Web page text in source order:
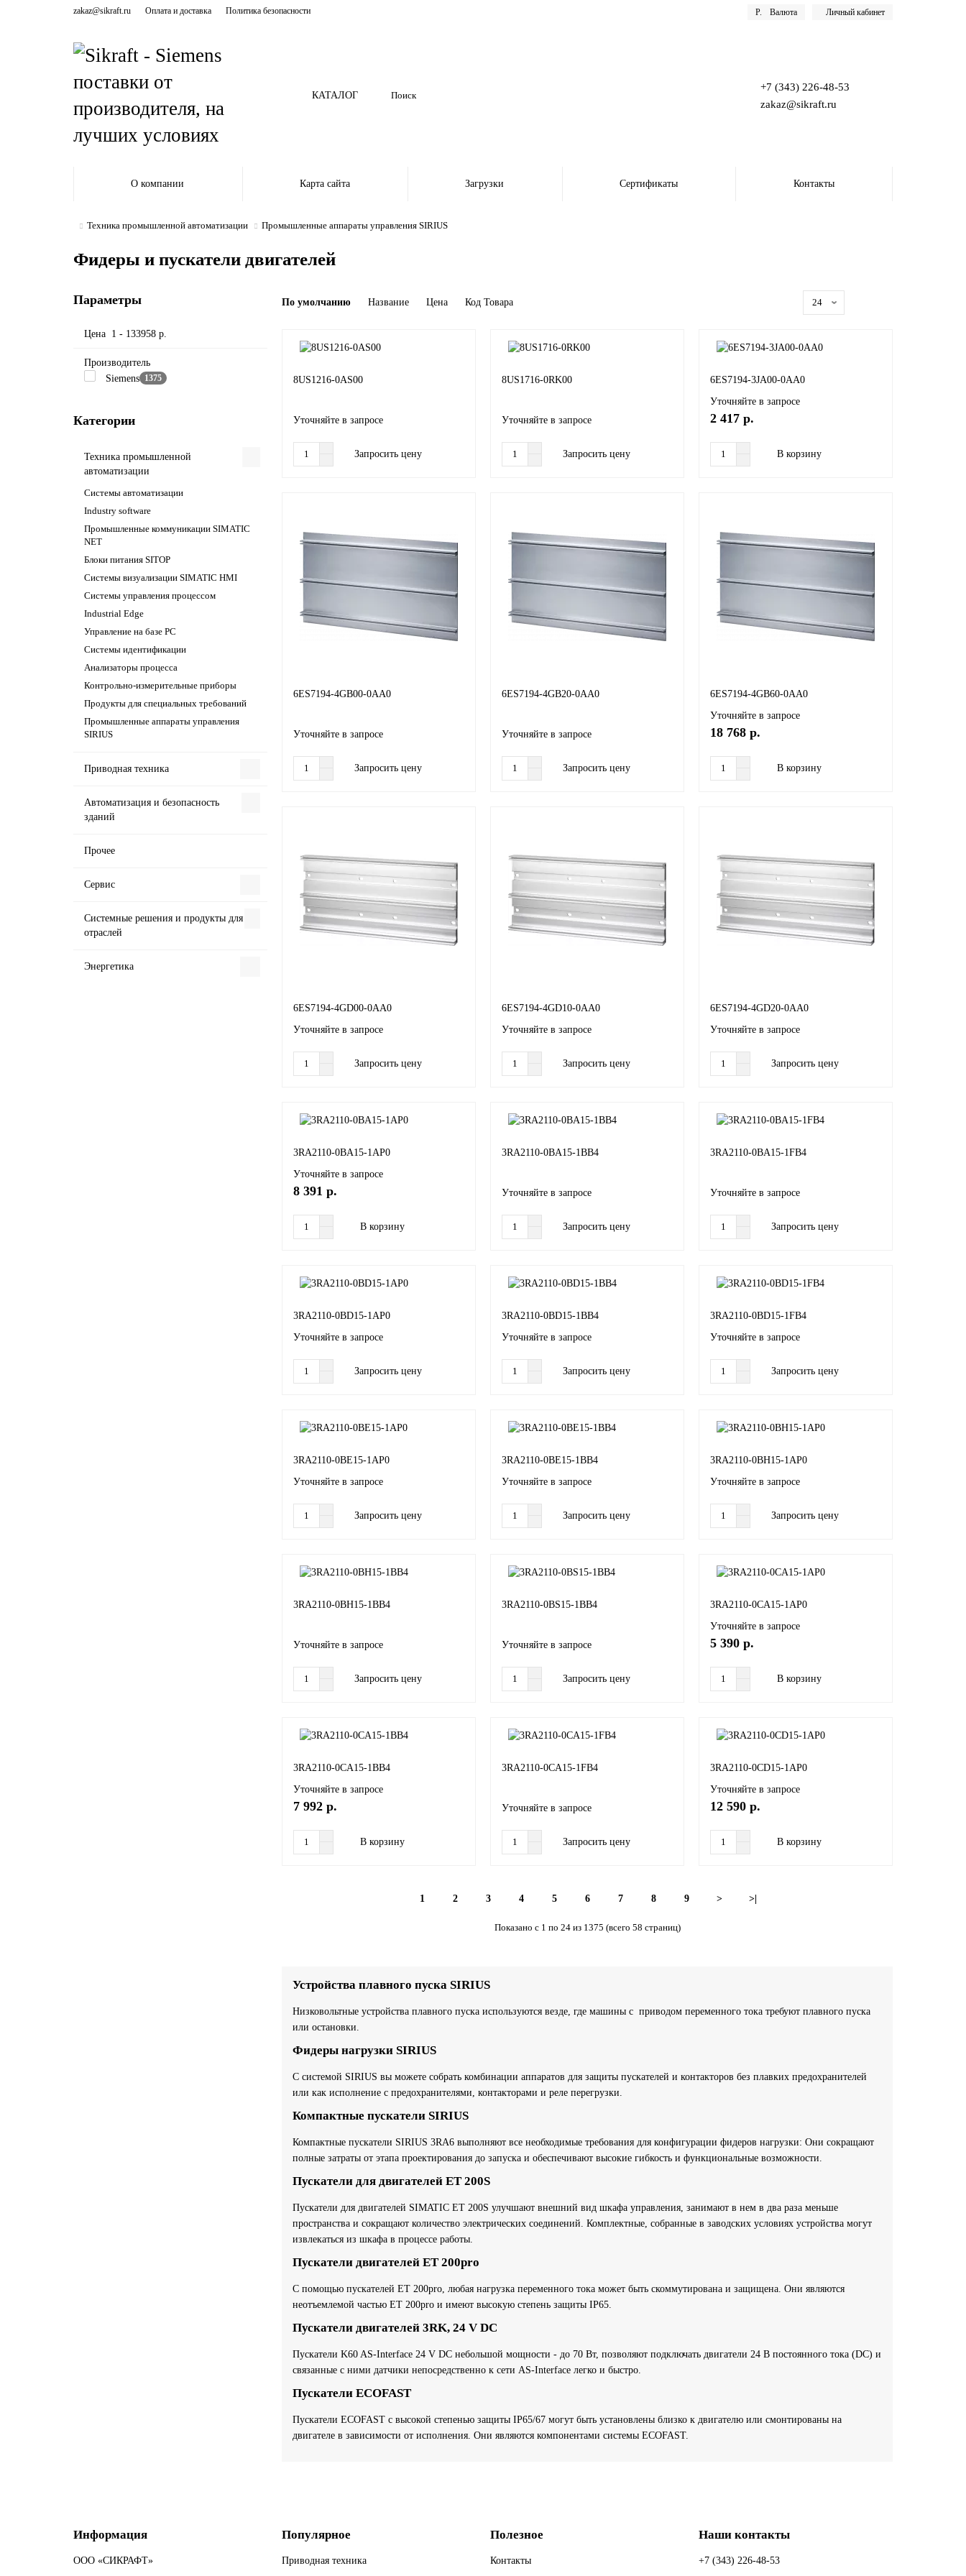
zakaz@sikraft.ru Оплата и доставка Политика безопасности Р. Валюта Личный кабинет
КАТАЛОГ
+7 (343) 226-48-53
zakaz@sikraft.ru
О компании Карта сайта Загрузки Сертификаты Контакты
Техника промышленной автоматизации Промышленные аппараты управления SIRIUS
Фидеры и пускатели двигателей
Параметры
Цена 1 - 133958 р.
Производитель
Siemens 1375
Категории
Техника промышленной
автоматизации
Системы автоматизации
Industry software
Промышленные коммуникации SIMATIC
NET
Блоки питания SITOP
Системы визуализации SIMATIC HMI
Системы управления процессом
Industrial Edge
Управление на базе РС
Системы идентификации
Анализаторы процесса
Контрольно-измерительные приборы
Продукты для специальных требований
Промышленные аппараты управления
SIRIUS
Приводная техника
Автоматизация и безопасность
зданий
Прочее
Сервис
Системные решения и продукты для
отраслей
Энергетика
По умолчанию Название Цена Код Товара
8US1216-0AS00
Уточняйте в запросе
Запросить цену
8US1716-0RK00
Уточняйте в запросе
Запросить цену
6ES7194-3JA00-0AA0
Уточняйте в запросе
2 417 р.
В корзину
6ES7194-4GB00-0AA0
Уточняйте в запросе
Запросить цену
6ES7194-4GB20-0AA0
Уточняйте в запросе
Запросить цену
6ES7194-4GB60-0AA0
Уточняйте в запросе
18 768 р.
В корзину
6ES7194-4GD00-0AA0
Уточняйте в запросе
Запросить цену
6ES7194-4GD10-0AA0
Уточняйте в запросе
Запросить цену
6ES7194-4GD20-0AA0
Уточняйте в запросе
Запросить цену
3RA2110-0BA15-1AP0
Уточняйте в запросе
8 391 р.
В корзину
3RA2110-0BA15-1BB4
Уточняйте в запросе
Запросить цену
3RA2110-0BA15-1FB4
Уточняйте в запросе
Запросить цену
3RA2110-0BD15-1AP0
Уточняйте в запросе
Запросить цену
3RA2110-0BD15-1BB4
Уточняйте в запросе
Запросить цену
3RA2110-0BD15-1FB4
Уточняйте в запросе
Запросить цену
3RA2110-0BE15-1AP0
Уточняйте в запросе
Запросить цену
3RA2110-0BE15-1BB4
Уточняйте в запросе
Запросить цену
3RA2110-0BH15-1AP0
Уточняйте в запросе
Запросить цену
3RA2110-0BH15-1BB4
Уточняйте в запросе
Запросить цену
3RA2110-0BS15-1BB4
Уточняйте в запросе
Запросить цену
3RA2110-0CA15-1AP0
Уточняйте в запросе
5 390 р.
В корзину
3RA2110-0CA15-1BB4
Уточняйте в запросе
7 992 р.
В корзину
3RA2110-0CA15-1FB4
Уточняйте в запросе
Запросить цену
3RA2110-0CD15-1AP0
Уточняйте в запросе
12 590 р.
В корзину
1 2 3 4 5 6 7 8 9 > >|
Показано с 1 по 24 из 1375 (всего 58 страниц)
Устройства плавного пуска SIRIUS
Низковольтные устройства плавного пуска используются везде, где машины с приводом переменного тока требуют плавного пуска
или остановки.
Фидеры нагрузки SIRIUS
С системой SIRIUS вы можете собрать комбинации аппаратов для защиты пускателей и контакторов без плавких предохранителей
или как исполнение с предохранителями, контакторами и реле перегрузки.
Компактные пускатели SIRIUS
Компактные пускатели SIRIUS 3RA6 выполняют все необходимые требования для конфигурации фидеров нагрузки: Они сокращают
полные затраты от этапа проектирования до запуска и обеспечивают высокие гибкость и функциональные возможности.
Пускатели для двигателей ET 200S
Пускатели для двигателей SIMATIC ET 200S улучшают внешний вид шкафа управления, занимают в нем в два раза меньше
пространства и сокращают количество электрических соединений. Комплектные, собранные в заводских условиях устройства могут
извлекаться из шкафа в процессе работы.
Пускатели двигателей ET 200pro
С помощью пускателей ET 200pro, любая нагрузка переменного тока может быть скоммутирована и защищена. Они являются
неотъемлемой частью ET 200pro и имеют высокую степень защиты IP65.
Пускатели двигателей 3RK, 24 V DC
Пускатели K60 AS-Interface 24 V DC небольшой мощности - до 70 Вт, позволяют подключать двигатели 24 В постоянного тока (DC) и
связанные с ними датчики непосредственно к сети AS-Interface легко и быстро.
Пускатели ECOFAST
Пускатели ECOFAST с высокой степенью защиты IP65/67 могут быть установлены близко к двигателю или смонтированы на
двигателе в зависимости от исполнения. Они являются компонентами системы ECOFAST.
Информация
ООО «СИКРАФТ»
Популярное
Приводная техника
Полезное
Контакты
Наши контакты
+7 (343) 226-48-53